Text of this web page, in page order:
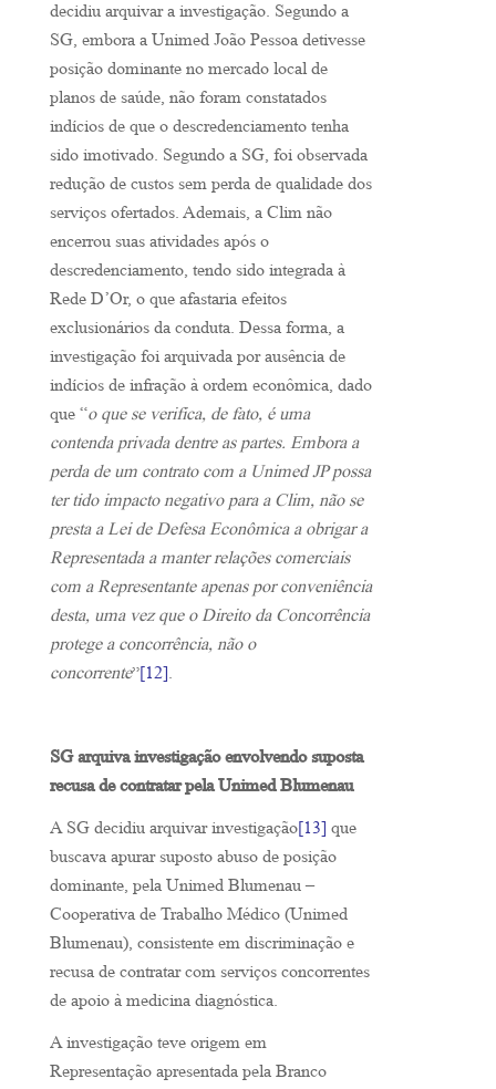
decidiu arquivar a investigação. Segundo a
SG, embora a Unimed João Pessoa detivesse
posição dominante no mercado local de
planos de saúde, não foram constatados
indícios de que o descredenciamento tenha
sido imotivado. Segundo a SG, foi observada
redução de custos sem perda de qualidade dos
serviços ofertados. Ademais, a Clim não
encerrou suas atividades após o
descredenciamento, tendo sido integrada à
Rede D’Or, o que afastaria efeitos
exclusionários da conduta. Dessa forma, a
investigação foi arquivada por ausência de
indícios de infração à ordem econômica, dado
que “o que se verifica, de fato, é uma
contenda privada dentre as partes. Embora a
perda de um contrato com a Unimed JP possa
ter tido impacto negativo para a Clim, não se
presta a Lei de Defesa Econômica a obrigar a
Representada a manter relações comerciais
com a Representante apenas por conveniência
desta, uma vez que o Direito da Concorrência
protege a concorrência, não o
concorrente”[12].
SG arquiva investigação envolvendo suposta
recusa de contratar pela Unimed Blumenau
A SG decidiu arquivar investigação[13] que
buscava apurar suposto abuso de posição
dominante, pela Unimed Blumenau –
Cooperativa de Trabalho Médico (Unimed
Blumenau), consistente em discriminação e
recusa de contratar com serviços concorrentes
de apoio à medicina diagnóstica.
A investigação teve origem em
Representação apresentada pela Branco